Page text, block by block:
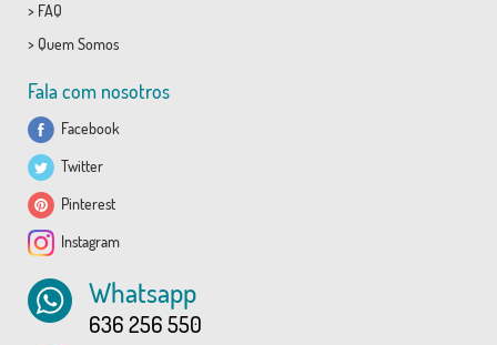
> FAQ
> Quem Somos
Fala com nosotros
Facebook
Twitter
Pinterest
Instagram
Whatsapp
636 256 550